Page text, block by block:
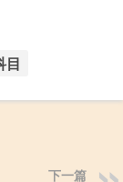
目
下一篇